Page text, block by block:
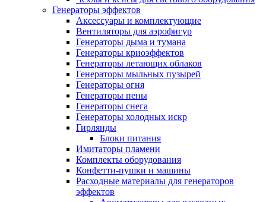
Генераторы эффектов
Аксессуары и комплектующие
Вентиляторы для аэрофигур
Генераторы дыма и тумана
Генераторы криоэффектов
Генераторы летающих облаков
Генераторы мыльных пузырей
Генераторы огня
Генераторы пены
Генераторы снега
Генераторы холодных искр
Гирлянды
Блоки питания
Имитаторы пламени
Комплекты оборудования
Конфетти-пушки и машины
Расходные материалы для генераторов
эффектов